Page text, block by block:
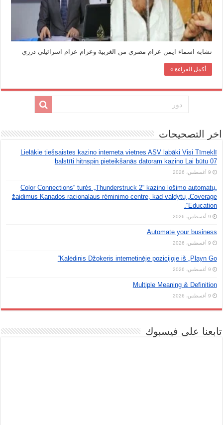
تشابه اسماء ايمن عزام مصري من الغربية وعزام عزام اسرائيلي درزي
أكمل القراءة »
اخر التصحيحات
Lielākie tiešsaistes kazino interneta vietnes ASV labāki Visi Tīmeklī
balstīti hitnspin pieteikšanās datoram kazino Lai būtu 07
9 أغسطس، 2026
„Color Connections“ turės „Thunderstruck 2“ kazino lošimo automatų
žaidimus Kanados racionalaus rėminimo centre, kad valdytų „Coverage
Education“.
9 أغسطس، 2026
Automate your business
9 أغسطس، 2026
Kalėdinis Džokeris internetinėje pozicijoje iš „Playn Go“
9 أغسطس، 2026
Multiple Meaning & Definition
9 أغسطس، 2026
تابعنا على فيسبوك